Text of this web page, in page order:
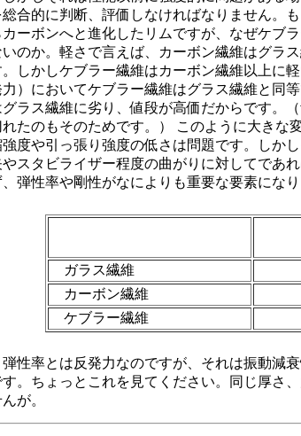
総合的に判断、評価しなければなりません。
カーボンへと進化したリムですが、なぜケブ
いのか。軽さで言えば、カーボン繊維はグラ
。しかしケブラー繊維はカーボン繊維以上に
力）においてケブラー繊維はグラス繊維と同
グラス繊維に劣り、値段が高価だからです。
れたのもそのためです。） このように大きな
度や引っ張り強度の低さは問題です。しか
やスタビライザー程度の曲がりに対してであ
弾性率や剛性がなによりも重要な要素になり
ガラス繊維
カーボン繊維
ケブラー繊維
性率とは反発力なのですが、それは振動減
す。ちょっとこれを見てください。同じ厚さ
が。